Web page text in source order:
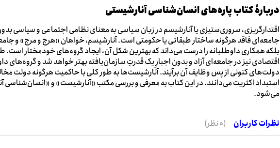
دربارۀ کتاب پاره‌های انسان‌شناسی آنارشیستی
اقتدارگریزی‌، سروری‌ستیزی یا آنارشیسم در زبان سیاسی به معنای نظامی اجتماعی و سیاسی
جامعه‌ای فاقد هرگونه ساختار طبقاتی یا حکومتی است. آنارشیسم، خواهان «هرج و مرج» و
بلکه همکاری داوطلبانه را درست می‌داند که بهترین شکل آن، ایجاد گروه‌های خودمختار است.
اقتصادی نیز در جامعه‌ای آزاد و بدون اجبارِ یک قدرتِ سازمان‌یافته بهتر خواهد شد و گروه‌های
دولت‌های کنونی از پس وظایف آن برآیند. آنارشیست‌ها به‌ طور کلی با حاکمیت هرگونه دولت
استبداد اکثریت می‌دانند. در این کتاب به معرفی و بررسی مکتب «آنارشیست» و «انسان‌شناسی
می‌شود.
نظرات کاربران (0 نظر)